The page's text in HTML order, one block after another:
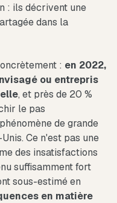
: ils décrivent une
dans la
: en 2022,
ou entrepris
, et près de 20 %
le pas
de grande
Ce n'est pas une
des insatisfactions
suffisamment fort
sous-estimé en
en matière